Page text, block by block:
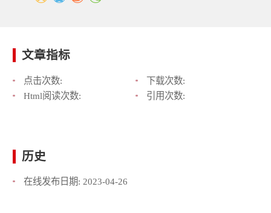
文章指标
点击次数:
下载次数:
Html阅读次数:
引用次数:
历史
在线发布日期: 2023-04-26